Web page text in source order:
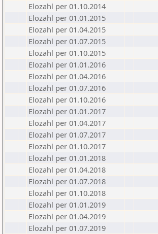
Elozahl per 01.10.2014
Elozahl per 01.01.2015
Elozahl per 01.04.2015
Elozahl per 01.07.2015
Elozahl per 01.10.2015
Elozahl per 01.01.2016
Elozahl per 01.04.2016
Elozahl per 01.07.2016
Elozahl per 01.10.2016
Elozahl per 01.01.2017
Elozahl per 01.04.2017
Elozahl per 01.07.2017
Elozahl per 01.10.2017
Elozahl per 01.01.2018
Elozahl per 01.04.2018
Elozahl per 01.07.2018
Elozahl per 01.10.2018
Elozahl per 01.01.2019
Elozahl per 01.04.2019
Elozahl per 01.07.2019